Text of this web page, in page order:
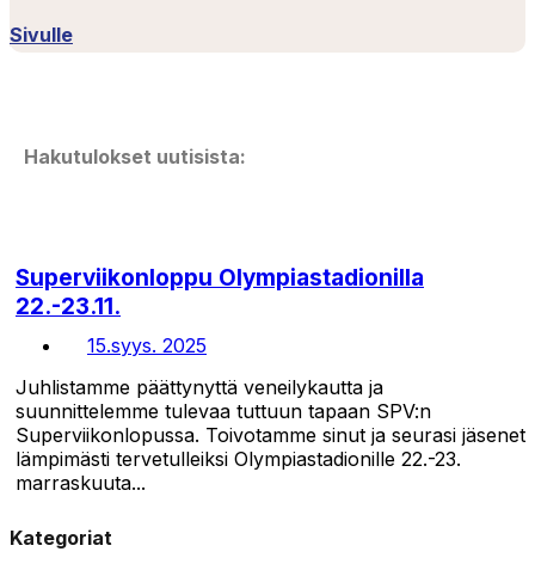
Sivulle
Hakutulokset uutisista:
Superviikonloppu Olympiastadionilla
22.-23.11.
15.syys. 2025
Juhlistamme päättynyttä veneilykautta ja
suunnittelemme tulevaa tuttuun tapaan SPV:n
Superviikonlopussa. Toivotamme sinut ja seurasi jäsenet
lämpimästi tervetulleiksi Olympiastadionille 22.-23.
marraskuuta...
Kategoriat